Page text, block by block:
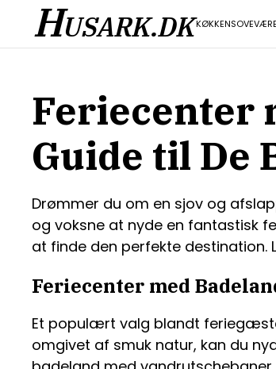
HUSARK.DKKØKKEN
Feriecenter
Guide til De
Drømmer du om en sjov og
og voksne at nyde en fantastisk
at finde den perfekte destination.
Feriecenter med
Et populært valg blandt
omgivet af smuk natur, kan du